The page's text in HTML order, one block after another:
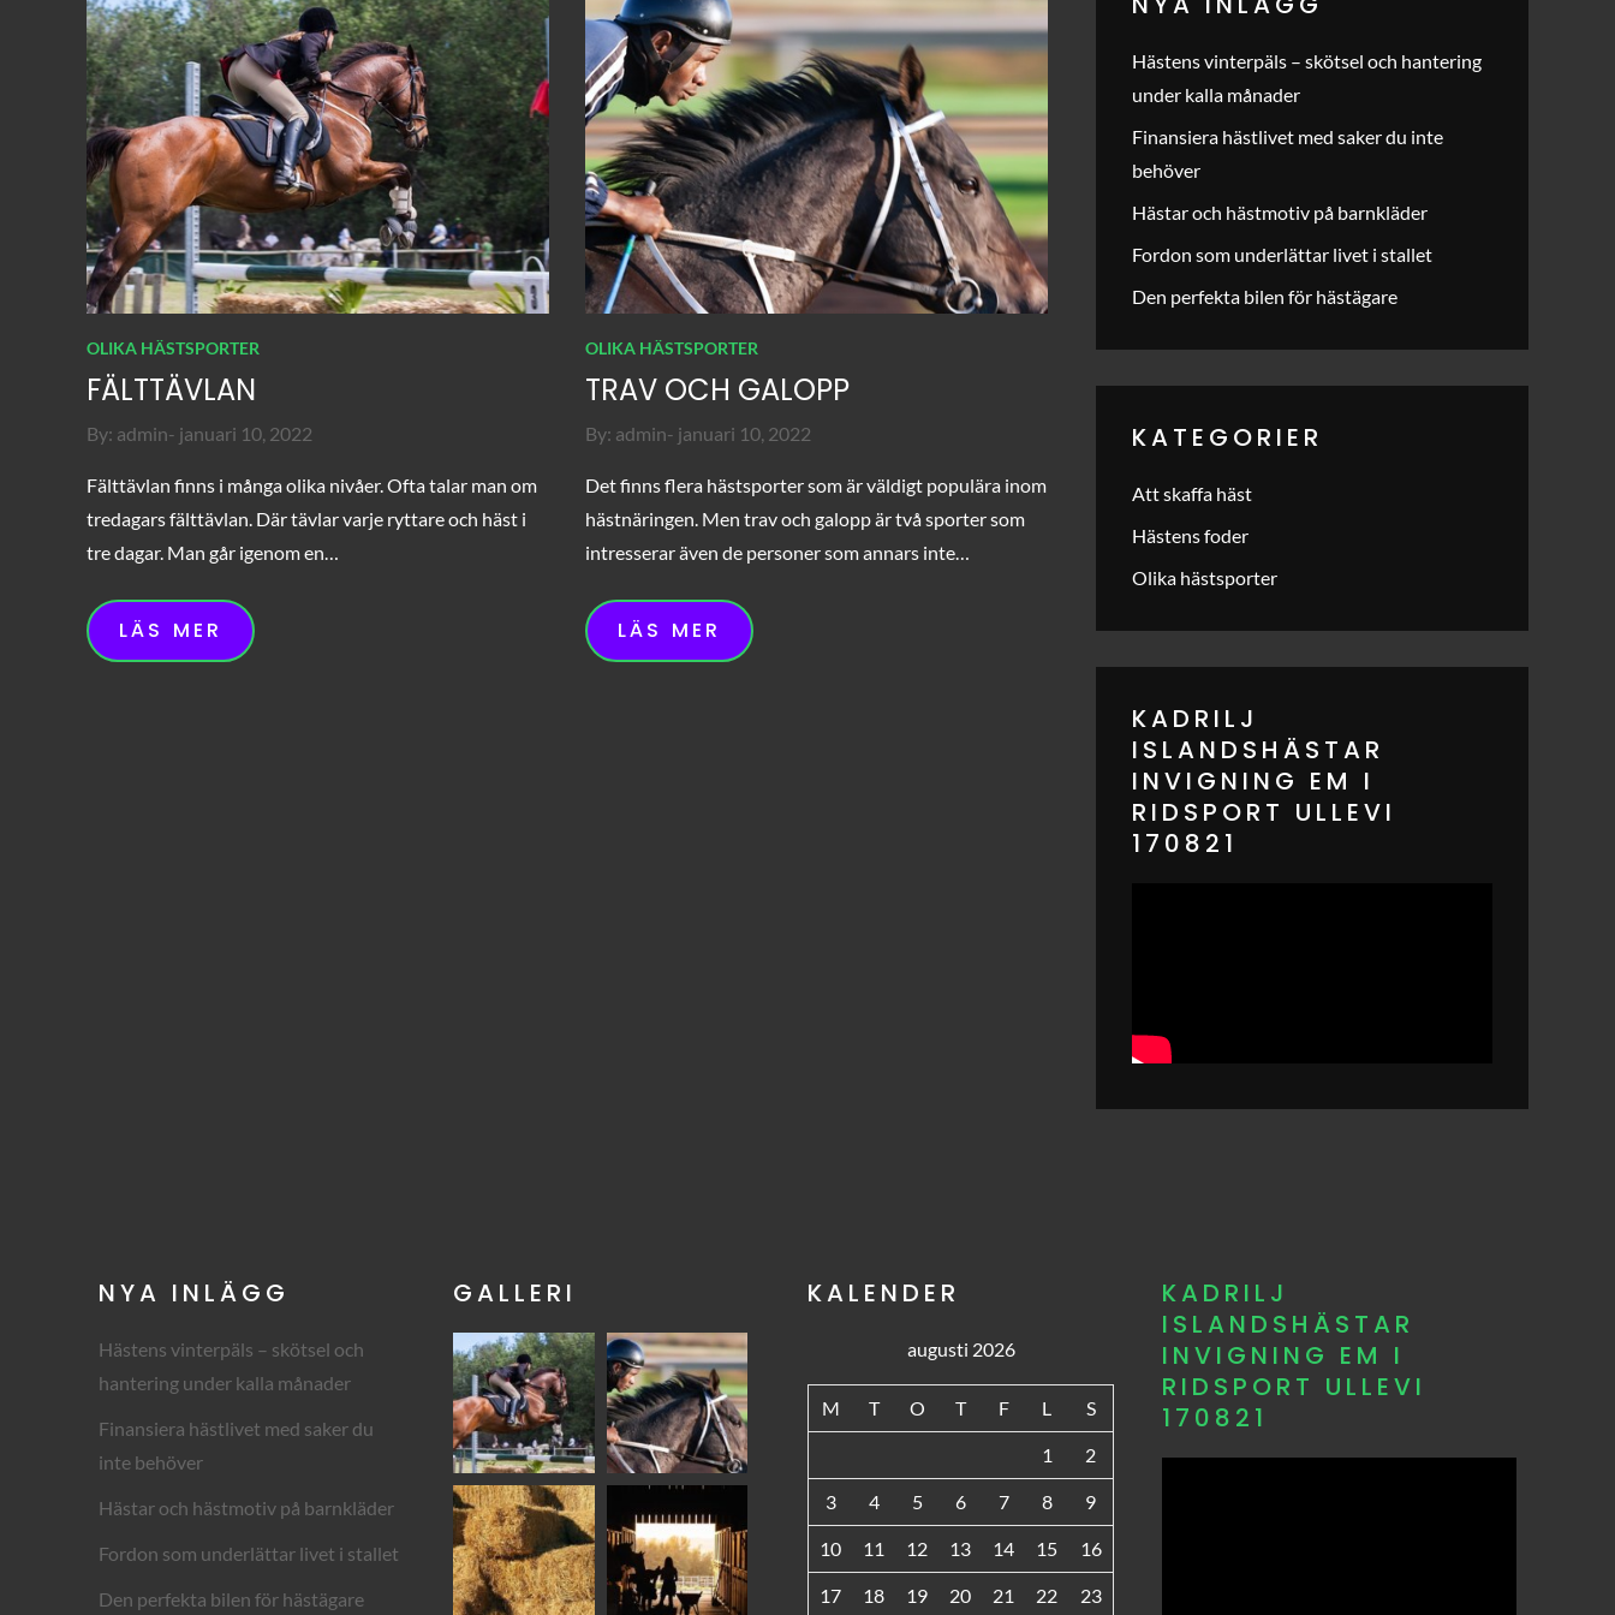
OLIKA HÄSTSPORTER
FÄLTTÄVLAN
By: admin Posted
januari 10, 2022
Fälttävlan finns i många olika nivåer. Ofta talar man om
tredagars fälttävlan. Där tävlar varje ryttare och häst i
tre dagar. Man går igenom en…
LÄS MER
OLIKA HÄSTSPORTER
TRAV OCH GALOPP
By: admin Posted
januari 10, 2022
Det finns flera hästsporter som är väldigt populära inom
hästnäringen. Men trav och galopp är två sporter som
intresserar även de personer som annars inte…
LÄS MER
Hästens vinterpäls – skötsel och hantering
under kalla månader
Finansiera hästlivet med saker du inte
behöver
Hästar och hästmotiv på barnkläder
Fordon som underlättar livet i stallet
Den perfekta bilen för hästägare
KATEGORIER
Att skaffa häst
Hästens foder
Olika hästsporter
KADRILJ
ISLANDSHÄSTAR
INVIGNING EM I
RIDSPORT ULLEVI
170821
NYA INLÄGG
Hästens vinterpäls – skötsel och
hantering under kalla månader
Finansiera hästlivet med saker du
inte behöver
Hästar och hästmotiv på barnkläder
Fordon som underlättar livet i stallet
Den perfekta bilen för hästägare
GALLERI KALENDER
augusti 2026
M T O T F L S
1 2
3 4 5 6 7 8 9
10 11 12 13 14 15 16
17 18 19 20 21 22 23
KADRILJ
ISLANDSHÄSTAR
INVIGNING EM I
RIDSPORT ULLEVI
170821